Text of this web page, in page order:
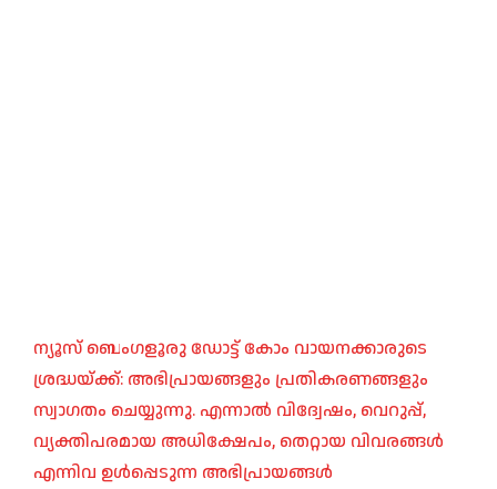
ന്യൂസ് ബെംഗളൂരു ഡോട്ട് കോം വായനക്കാരുടെ
ശ്രദ്ധയ്ക്ക്: അഭിപ്രായങ്ങളും പ്രതികരണങ്ങളും
സ്വാഗതം ചെയ്യുന്നു. എന്നാൽ വിദ്വേഷം, വെറുപ്പ്,
വ്യക്തിപരമായ അധിക്ഷേപം, തെറ്റായ വിവരങ്ങൾ
എന്നിവ ഉൾപ്പെടുന്ന അഭിപ്രായങ്ങൾ